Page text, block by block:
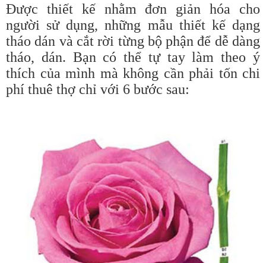
Được thiết kế nhằm đơn giản hóa cho
người sử dụng, những mẫu thiết kế dạng
tháo dán và cắt rời từng bộ phận để dễ dàng
tháo, dán. Bạn có thể tự tay làm theo ý
thích của mình mà không cần phải tốn chi
phí thuê thợ chỉ với 6 bước sau: